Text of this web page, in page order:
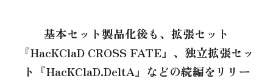
基本セット製品化後も、 拡張セット
『HacKClaD CROSS FATE』、独立拡張セッ
ト『HacKClaD.DeltA』 などの続編をリリー